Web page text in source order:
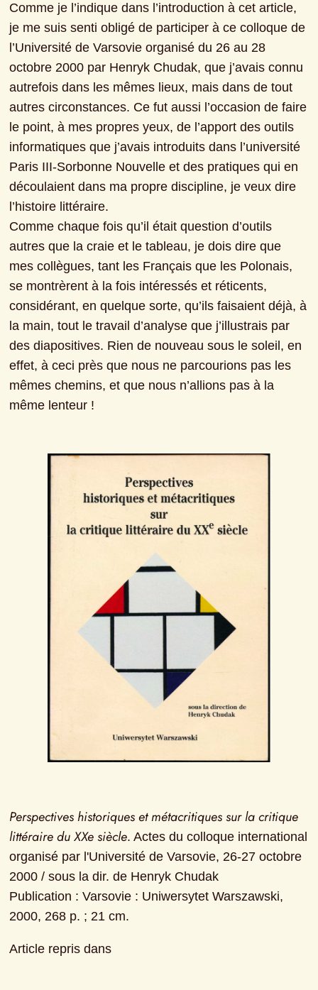
Comme je l’indique dans l’introduction à cet article,
je me suis senti obligé de participer à ce colloque de
l’Université de Varsovie organisé du 26 au 28
octobre 2000 par Henryk Chudak, que j’avais connu
autrefois dans les mêmes lieux, mais dans de tout
autres circonstances. Ce fut aussi l’occasion de faire
le point, à mes propres yeux, de l’apport des outils
informatiques que j’avais introduits dans l’université
Paris III-Sorbonne Nouvelle et des pratiques qui en
découlaient dans ma propre discipline, je veux dire
l’histoire littéraire.
Comme chaque fois qu’il était question d’outils
autres que la craie et le tableau, je dois dire que
mes collègues, tant les Français que les Polonais,
se montrèrent à la fois intéressés et réticents,
considérant, en quelque sorte, qu’ils faisaient déjà, à
la main, tout le travail d’analyse que j’illustrais par
des diapositives. Rien de nouveau sous le soleil, en
effet, à ceci près que nous ne parcourions pas les
mêmes chemins, et que nous n’allions pas à la
même lenteur !
Perspectives historiques et métacritiques sur la critique
littéraire du XXe siècle. Actes du colloque international
organisé par l'Université de Varsovie, 26-27 octobre
2000 / sous la dir. de Henryk Chudak
Publication : Varsovie : Uniwersytet Warszawski,
2000, 268 p. ; 21 cm.
Article repris dans